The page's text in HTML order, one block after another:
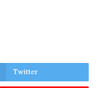
Twitter